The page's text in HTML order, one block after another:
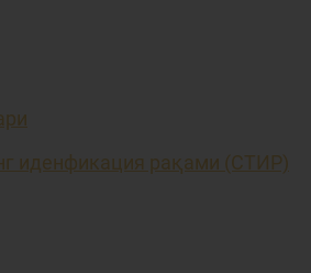
иденфикация рақами (СТИР)